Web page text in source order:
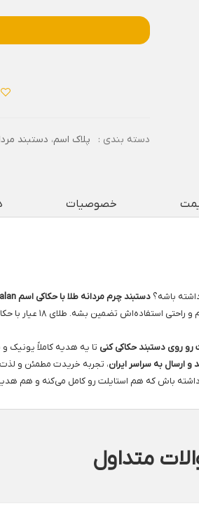
دسته بندی : پلاک اسم، دستبند
خصوصیات
باشه؟ دستبند چرم مردانه طلا با حکاکی اسم Arsalan (ارسلان)
روی دستبند حکاکی کنی تا یه هدیه کاملاً یونیک
به سراسر ایران، تجربه خریدت مطمئن و
باش که هم استایلت رو کامل می‌کنه و هم
متداول